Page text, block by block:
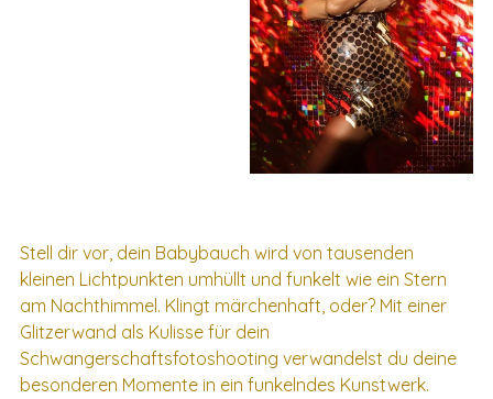
Stell dir vor, dein Babybauch wird von tausenden
kleinen Lichtpunkten umhüllt und funkelt wie ein Stern
am Nachthimmel. Klingt märchenhaft, oder? Mit einer
Glitzerwand als Kulisse für dein
Schwangerschaftsfotoshooting verwandelst du deine
besonderen Momente in ein funkelndes Kunstwerk.